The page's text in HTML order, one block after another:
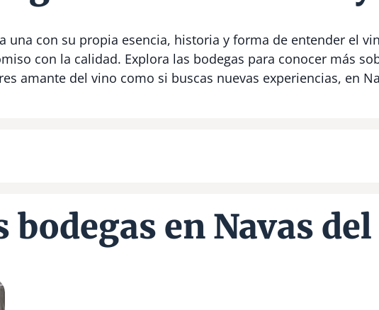
una con su propia esencia, historia y forma de entender el
con la calidad. Explora las bodegas para conocer más
amante del vino como si buscas nuevas experiencias, en
bodegas en Navas del